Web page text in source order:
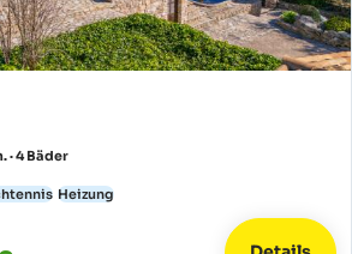
· 4 Bäder
Heizung